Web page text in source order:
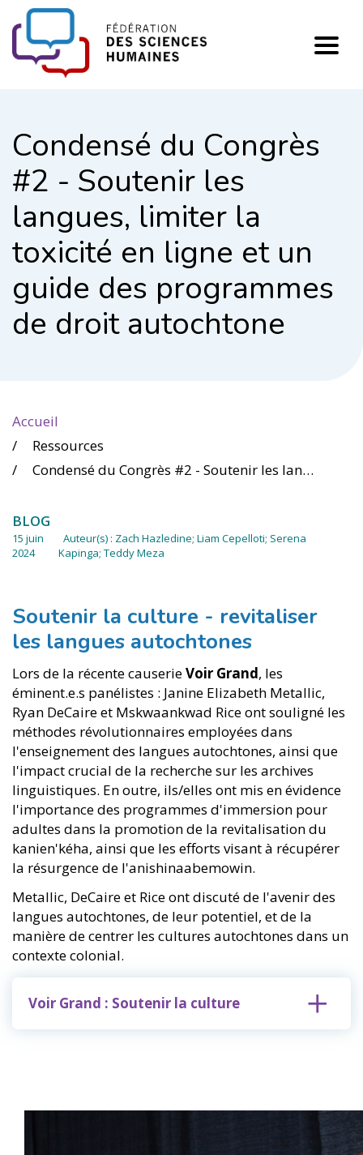
Condensé du Congrès
#2 - Soutenir les
langues, limiter la
toxicité en ligne et un
guide des programmes
de droit autochtone
Accueil
Ressources
Condensé du Congrès #2 - Soutenir les langues, limiter la toxicité en ligne et un guide des programmes de droit autochtone
BLOG
15 juin
2024
Auteur(s) : Zach Hazledine; Liam Cepelloti; Serena
Kapinga; Teddy Meza
Soutenir la culture - revitaliser
les langues autochtones
Lors de la récente causerieVoir Grand, les
éminent.e.s panélistes : Janine Elizabeth Metallic,
Ryan DeCaire et Mskwaankwad Rice ont souligné les
méthodes révolutionnaires employées dans
l'enseignement des langues autochtones, ainsi que
l'impact crucial de la recherche sur les archives
linguistiques. En outre, ils/elles ont mis en évidence
l'importance des programmes d'immersion pour
adultes dans la promotion de la revitalisation du
kanien'kéha, ainsi que les efforts visant à récupérer
la résurgence de l'anishinaabemowin.
Metallic, DeCaire et Rice ont discuté de l'avenir des
langues autochtones, de leur potentiel, et de la
manière de centrer les cultures autochtones dans un
contexte colonial.
Voir Grand : Soutenir la culture